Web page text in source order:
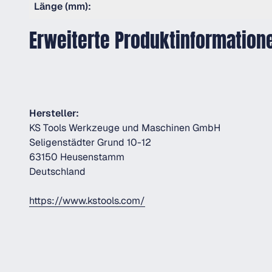
Länge (mm):
Erweiterte
Hersteller:
KS Tools Werkzeuge und Maschinen GmbH
Seligenstädter Grund 10-12
63150 Heusenstamm
Deutschland
https://www.kstools.com/